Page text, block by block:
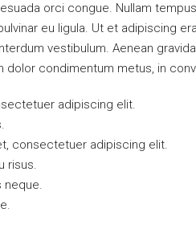
orci congue. Nullam
eu ligula. Ut et adipiscing
vestibulum. Aenean
dolor condimentum metus, in
adipiscing elit.
consectetuer adipiscing elit.
risus.
neque.